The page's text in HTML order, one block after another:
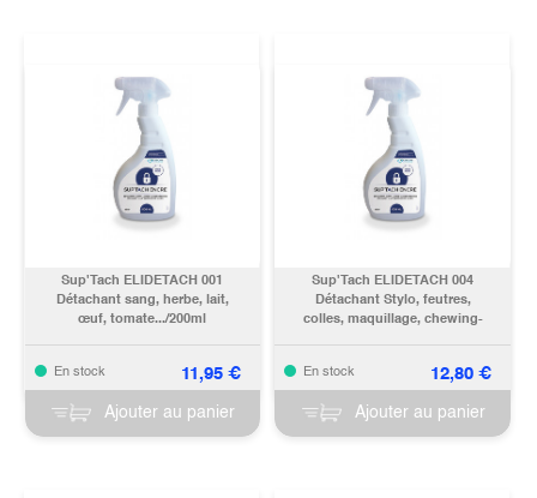
Sup'Tach ELIDETACH 001
Détachant sang, herbe, lait,
œuf, tomate.../200ml
En stock 11,95€
Ajouter au panier
Sup'Tach ELIDETACH 004
Détachant Stylo, feutres,
colles, maquillage, chewing-
En stock 12,80€
Ajouter au panier